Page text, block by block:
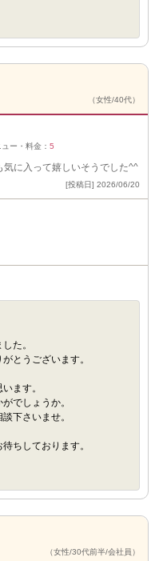
（女性/40代）
ュー・料金： 5
に入って嬉しいそうでした^^
[投稿日] 2026/06/20
た。
とうございます。
ます。
でしょうか。
下さいませ。
ちしております。
（女性/30代前半/会社員）